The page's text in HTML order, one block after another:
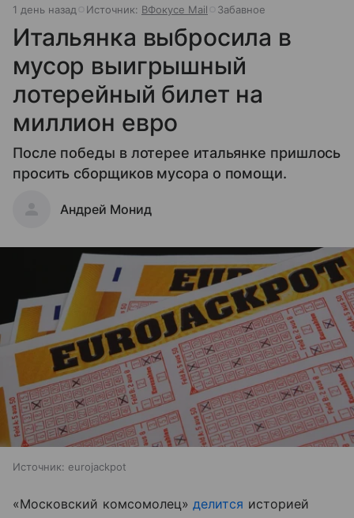
1 день назад Источник: ВФокусе Mail Забавное
Итальянка выбросила в
мусор выигрышный
лотерейный билет на
миллион евро
После победы в лотерее итальянке пришлось
просить сборщиков мусора о помощи.
Андрей Монид
Источник: eurojackpot
«Московский комсомолец»делится историей